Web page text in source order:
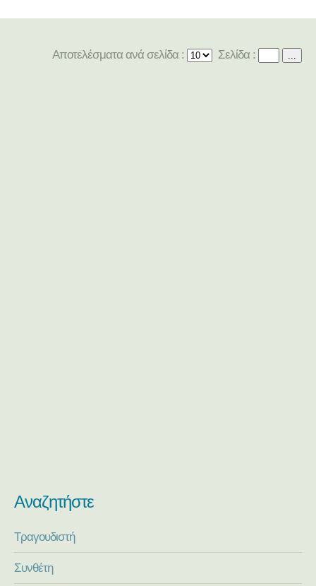
Αποτελέσματα ανά σελίδα : Σελίδα : ...
Αναζητήστε
Τραγουδιστή
Συνθέτη